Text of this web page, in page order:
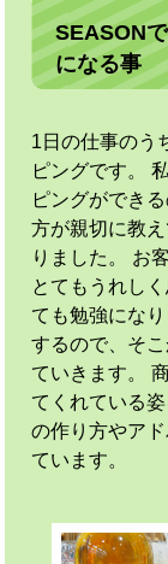
SEASON
になる事
1日の仕事のう
ピングです。
ピングができ
方が親切に教
りました。 お
とてもうれし
ても勉強にな
するので、そ
ていきます。
てくれている
の作り方やア
ています。